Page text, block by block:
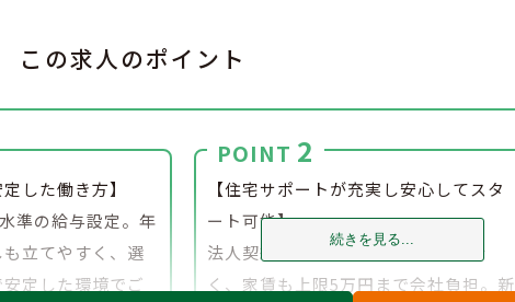
この求人のポイント
した働き方】
準の給与設定。年
立てやすく、選
定した環境でご
POINT 2
【住宅サポートが充実し安心してスタ
ート可能】
法人契約により初期費用の負担がな
く、家賃も上限5万円まで会社負担。新
続きを見る...